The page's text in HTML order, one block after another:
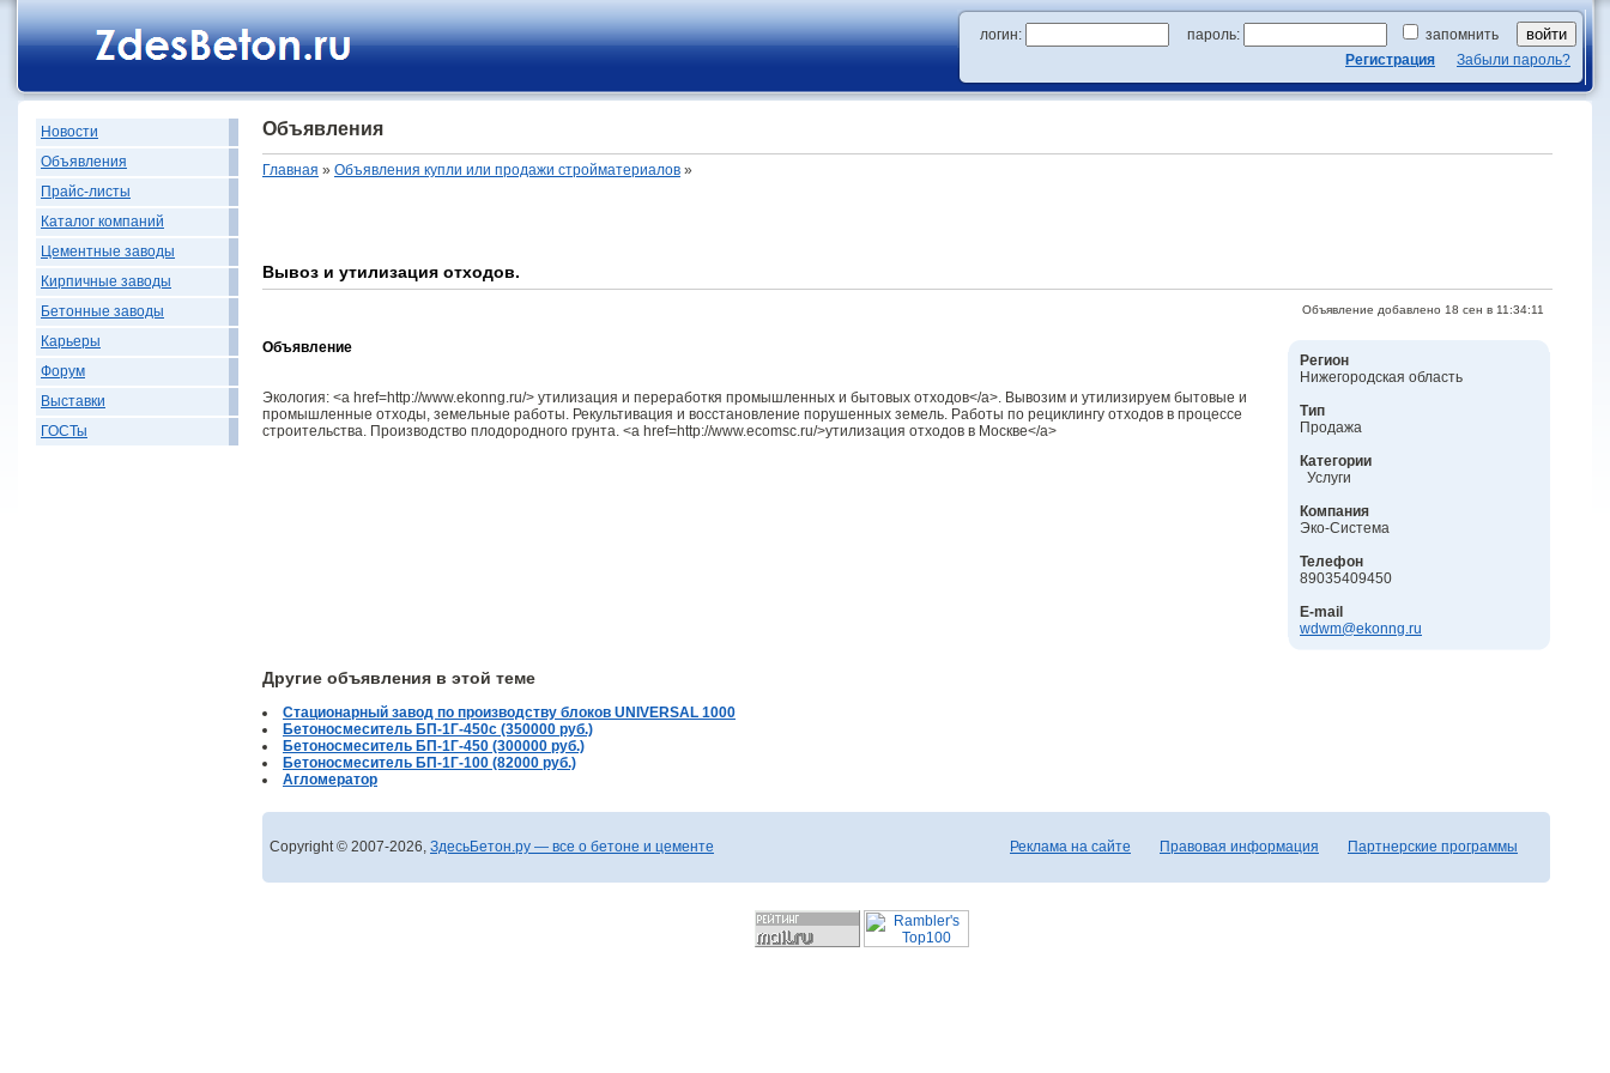
логин: пароль:
запомнить
Регистрация
Забыли пароль?
Новости
Объявления
Прайс-листы
Каталог компаний
Цементные заводы
Кирпичные заводы
Бетонные заводы
Карьеры
Форум
Выставки
ГОСТы
Объявления
Главная » Объявления купли или продажи стройматериалов »
Вывоз и утилизация отходов.
Объявление добавлено 18 сен в 11:34:11
Объявление
Экология: <a href=http://www.ekonng.ru/> утилизация и переработкя промышленных и бытовых отходов</a>. Вывозим и утилизируем бытовые и
промышленные отходы, земельные работы. Рекультивация и восстановление порушенных земель. Работы по рециклингу отходов в процессе
строительства. Производство плодородного грунта. <a href=http://www.ecomsc.ru/>утилизация отходов в Москве</a>
Регион
Нижегородская область
Тип
Продажа
Категории
Услуги
Компания
Эко-Система
Телефон
89035409450
E-mail
wdwm@ekonng.ru
Другие объявления в этой теме
Стационарный завод по производству блоков UNIVERSAL 1000
Бетоносмеситель БП-1Г-450с (350000 руб.)
Бетоносмеситель БП-1Г-450 (300000 руб.)
Бетоносмеситель БП-1Г-100 (82000 руб.)
Агломератор
Copyright © 2007-2026, ЗдесьБетон.ру — все о бетоне и цементе Реклама на сайте Правовая информация Партнерские программы